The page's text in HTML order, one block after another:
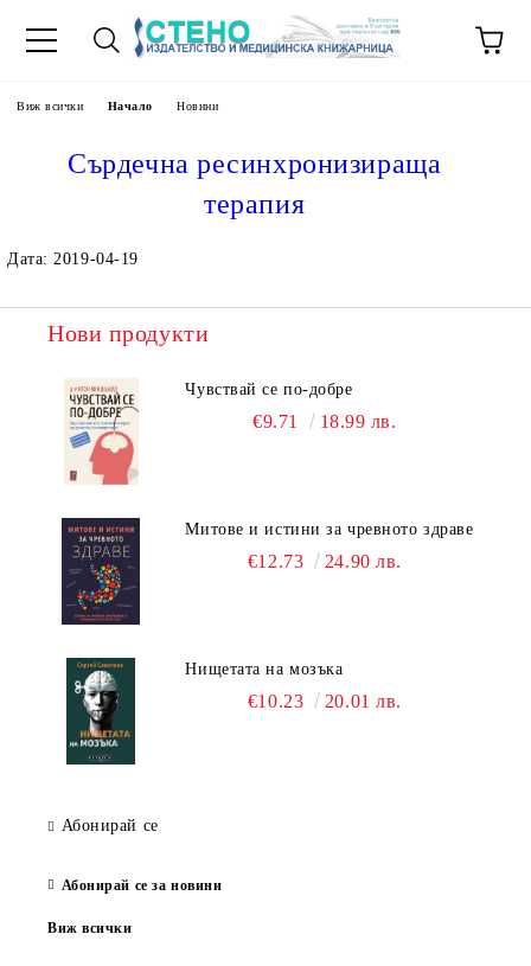
Виж всички Начало Новини
Сърдечна ресинхронизираща
терапия
Дата: 2019-04-19
Нови продукти
Чувствай се по-добре
€9.71 18.99 лв.
Митове и истини за чревното здраве
€12.73 24.90 лв.
Нищетата на мозъка
€10.23 20.01 лв.
Абонирай се
Абонирай се за новини
Виж всички